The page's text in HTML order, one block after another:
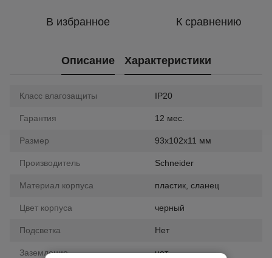
В избранное К сравнению
Описание Характеристики
Класс влагозащиты IP20
Гарантия 12 мес.
Размер 93х102х11 мм
Производитель Schneider
Материал корпуса пластик, сланец
Цвет корпуса черный
Подсветка Нет
Заземление нет